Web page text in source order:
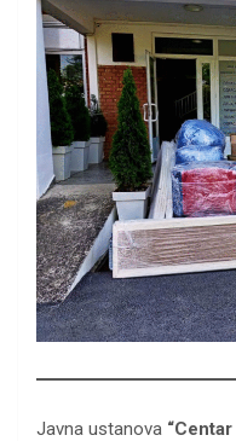
Javna ustanova